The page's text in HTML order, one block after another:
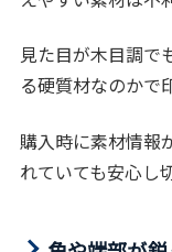
見た目が木目調で
る硬質材なのかで
購入時に素材情報
れていても安心し